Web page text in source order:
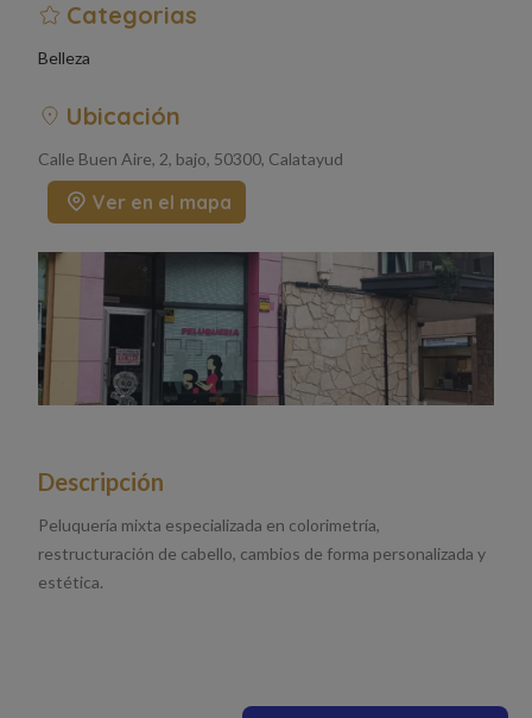
Categorias
Belleza
Ubicación
Calle Buen Aire, 2, bajo, 50300, Calatayud
Ver en el mapa
Descripción
Peluquería mixta especializada en colorimetría,
restructuración de cabello, cambios de forma personalizada y
estética.